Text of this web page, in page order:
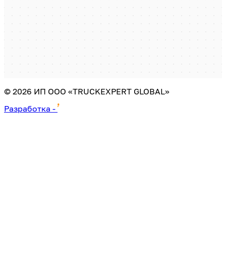
© 2026 ИП ООО «TRUCKEXPERT GLOBAL»
Разработка -